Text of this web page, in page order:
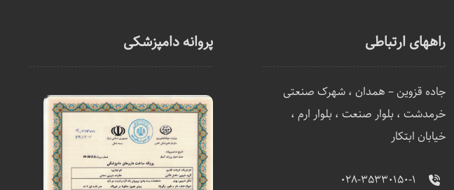
راههای ارتباطی
جاده قزوین – همدان ، شهرک صنعتی
خرمدشت ، بلوار صنعت ، بلوار ارم ،
خیابان ابتکار
۰۲۸-۳۵۳۳۰۱۵۰-۱
پروانه دامپزشکی